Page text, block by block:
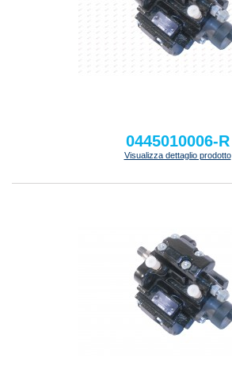
0445010006-R
Visualizza dettaglio prodotto